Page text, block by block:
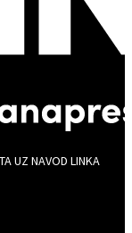
UZ NAVOD LINKA